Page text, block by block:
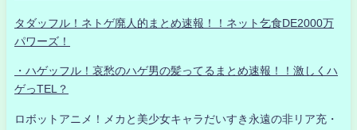
タダッフル！ネトゲ廃人的まとめ速報！！ネット乞食DE2000万
パワーズ！
・ハゲッフル！哀愁のハゲ男の髪ってるまとめ速報！！激しくハ
ゲっTEL？
ロボットアニメ！メカと美少女キャラだいすき永遠の非リア充・